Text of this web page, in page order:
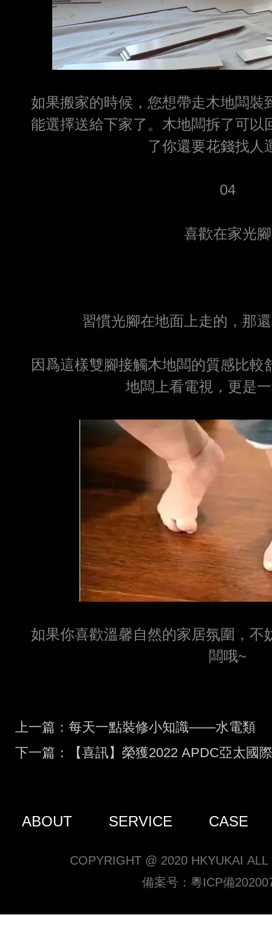
如果搬家的時候，您想帶走木地闆裝
能選擇送給下家了。木地闆拆了可以
了你還要花錢找人
04
喜歡在家光腳
習慣光腳在地面上走的，那
因爲這樣雙腳接觸木地闆的質感比較
地闆上看電視，更是
如果你喜歡溫馨自然的家居氛圍，不
闆哦~
下一篇：【喜訊】榮獲2022 APDC亞太國
上一篇：每天一點裝修小知識——水電類
ABOUT SERVICE CASE
COPYRIGHT @ 2020 HKYUKAI
備案号： 粵ICP備